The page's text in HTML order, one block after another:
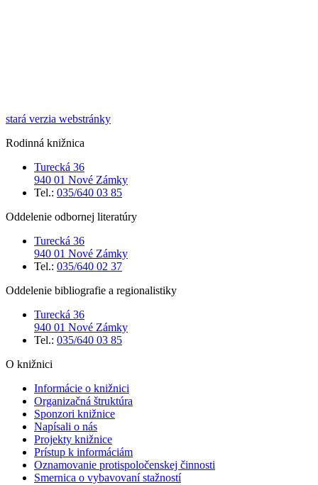
stará verzia webstránky
Rodinná knižnica
Turecká 36
940 01 Nové Zámky
Tel.: 035/640 03 85
Oddelenie odbornej literatúry
Turecká 36
940 01 Nové Zámky
Tel.: 035/640 02 37
Oddelenie bibliografie a regionalistiky
Turecká 36
940 01 Nové Zámky
Tel.: 035/640 03 85
O knižnici
Informácie o knižnici
Organizačná štruktúra
Sponzori knižnice
Napísali o nás
Projekty knižnice
Prístup k informáciám
Oznamovanie protispoločenskej činnosti
Smernica o vybavovaní stažností